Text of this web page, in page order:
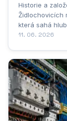
Historie a
Židlochovicích
která sahá
města.
11. 06. 2026